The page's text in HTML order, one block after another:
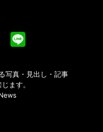
写真・見出し・記事
ます。